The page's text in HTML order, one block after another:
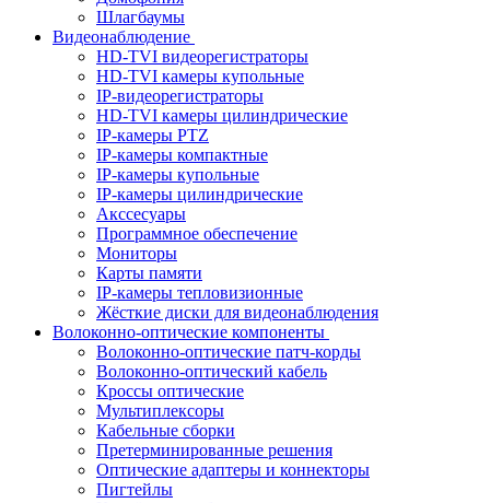
Шлагбаумы
Видеонаблюдение
HD-TVI видеорегистраторы
HD-TVI камеры купольные
IP-видеорегистраторы
HD-TVI камеры цилиндрические
IP-камеры PTZ
IP-камеры компактные
IP-камеры купольные
IP-камеры цилиндрические
Акссесуары
Программное обеспечение
Мониторы
Карты памяти
IP-камеры тепловизионные
Жёсткие диски для видеонаблюдения
Волоконно-оптические компоненты
Волоконно-оптические патч-корды
Волоконно-оптический кабель
Кроссы оптические
Мультиплексоры
Кабельные сборки
Претерминированные решения
Оптические адаптеры и коннекторы
Пигтейлы